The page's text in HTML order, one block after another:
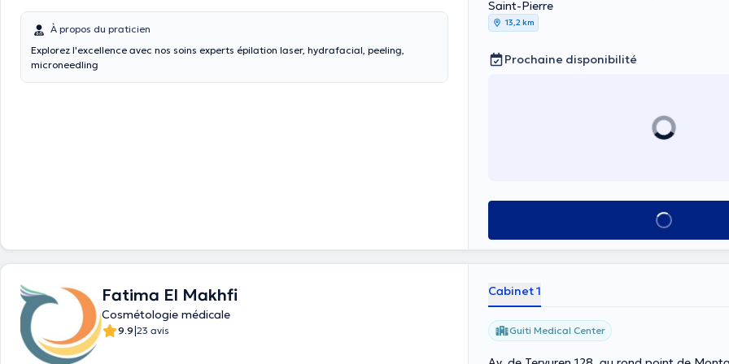
À propos du praticien
Explorez l'excellence avec nos soins experts épilation laser, hydrafacial, peeling,
microneedling
Saint-Pierre
13,2 km
Prochaine disponibilité
Voir tout
Fatima El Makhfi
Cosmétologie médicale
9.9|23 avis
Cabinet 1
Guiti Medical Center